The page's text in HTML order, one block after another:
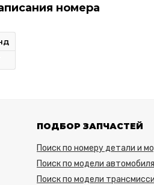
номера
ПОДБОР ЗАПЧАСТЕЙ
Поиск по номеру детали и
Поиск по модели автомобиля
Поиск по модели